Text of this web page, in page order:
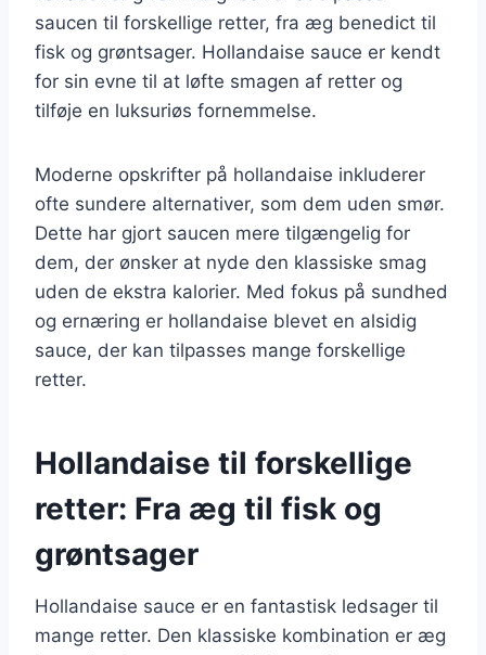
saucen til forskellige retter, fra æg benedict til
fisk og grøntsager. Hollandaise sauce er kendt
for sin evne til at løfte smagen af retter og
tilføje en luksuriøs fornemmelse.
Moderne opskrifter på hollandaise inkluderer
ofte sundere alternativer, som dem uden smør.
Dette har gjort saucen mere tilgængelig for
dem, der ønsker at nyde den klassiske smag
uden de ekstra kalorier. Med fokus på sundhed
og ernæring er hollandaise blevet en alsidig
sauce, der kan tilpasses mange forskellige
retter.
Hollandaise til forskellige
retter: Fra æg til fisk og
grøntsager
Hollandaise sauce er en fantastisk ledsager til
mange retter. Den klassiske kombination er æg